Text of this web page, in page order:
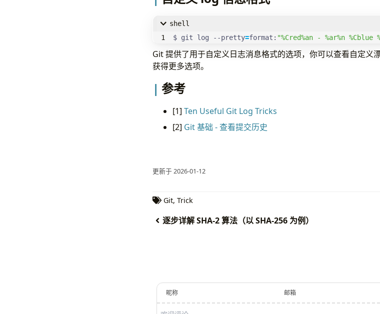
shell
$ git log --pretty=format: "%Cred%an - %ar%n %Cblue
Git 提供了用于自定义日志消息格式的选项，你可以查看自定
获得更多选项。
参考
[1] Ten Useful Git Log Tricks
[2] Git 基础 - 查看提交历史
更新于 2026-01-12
Git, Trick
逐步详解 SHA-2 算法（以 SHA-256 为例）
昵称 邮箱